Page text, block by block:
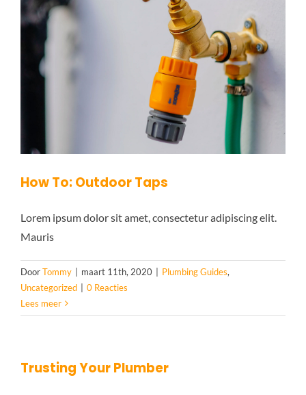
How To: Outdoor Taps
Lorem ipsum dolor sit amet, consectetur adipiscing elit.
Mauris
DoorTommy maart 11th, 2020 Plumbing Guides,
Uncategorized
0 Reacties
Lees meer
Trusting Your Plumber